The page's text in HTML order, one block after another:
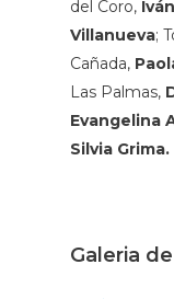
del Coro,
Villanueva;
Cañada,
Las Palmas,
Evangelina
Silvia Grima.
Galeria